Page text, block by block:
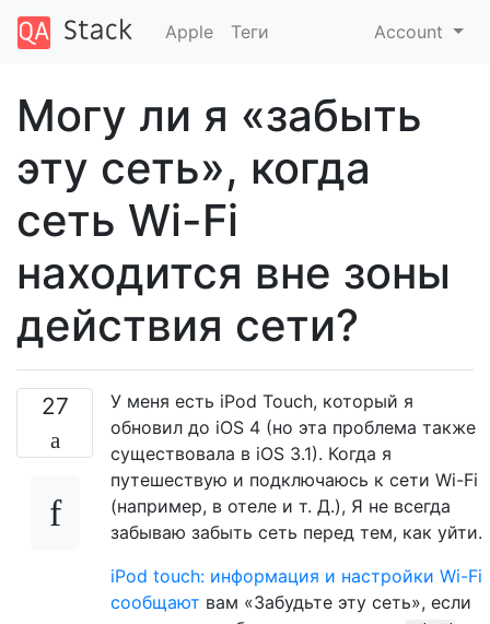
Apple Теги Account
Могу ли я «забыть
эту сеть», когда
сеть Wi-Fi
находится вне зоны
действия сети?
27
У меня есть iPod Touch, который я
обновил до iOS 4 (но эта проблема также
существовала в iOS 3.1). Когда я
путешествую и подключаюсь к сети Wi-Fi
(например, в отеле и т. Д.), Я не всегда
забываю забыть сеть перед тем, как уйти.
iPod touch: информация и настройки Wi-Fi
сообщают вам «Забудьте эту сеть», если